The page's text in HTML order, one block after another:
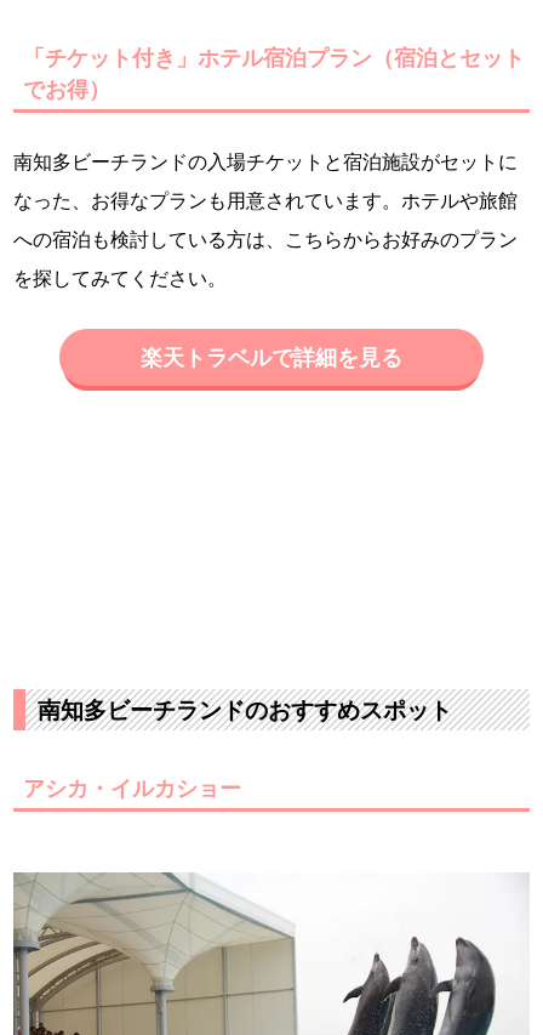
「チケット付き」ホテル宿泊プラン（宿泊とセット
でお得）
南知多ビーチランドの入場チケットと宿泊施設がセットに
なった、お得なプランも用意されています。ホテルや旅館
への宿泊も検討している方は、こちらからお好みのプラン
を探してみてください。
楽天トラベルで詳細を見る
南知多ビーチランドのおすすめスポット
アシカ・イルカショー